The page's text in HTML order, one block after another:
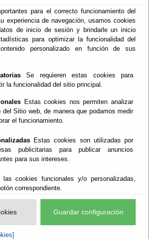
para el correcto funcionamiento del
experiencia de navegación, usamos cookies
de inicio de sesión y brindarle un inicio
para optimizar la funcionalidad del
personalizado en función de sus
Se requieren estas cookies para
la funcionalidad del sitio principal.
Estas cookies nos permiten analizar
del Sitio web, de manera que podamos medir
el funcionamiento.
Estas cookies son utilizadas por
publicitarias para publicar anuncios
para sus intereses.
cookies funcionales y/o personalizadas,
correspondiente.
Guardar configuración
22:19:37
Jue, 6 Agosto 2026
de los interesados
de